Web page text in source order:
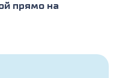
прямо на